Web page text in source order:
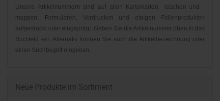
Unsere Artikelnummern sind auf allen Karteikarten, -taschen und -
mappen, Formularen, Vordrucken und einigen Folienprodukten
aufgedruckt oder eingeprägt. Geben Sie die Artikelnummer oben in das
Suchfeld ein. Alternativ können Sie auch die Artikelbezeichnung oder
einen Suchbegriff eingeben.
Neue Produkte im Sortiment